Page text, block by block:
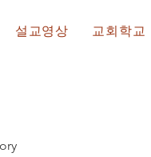
설교영상 교회학교